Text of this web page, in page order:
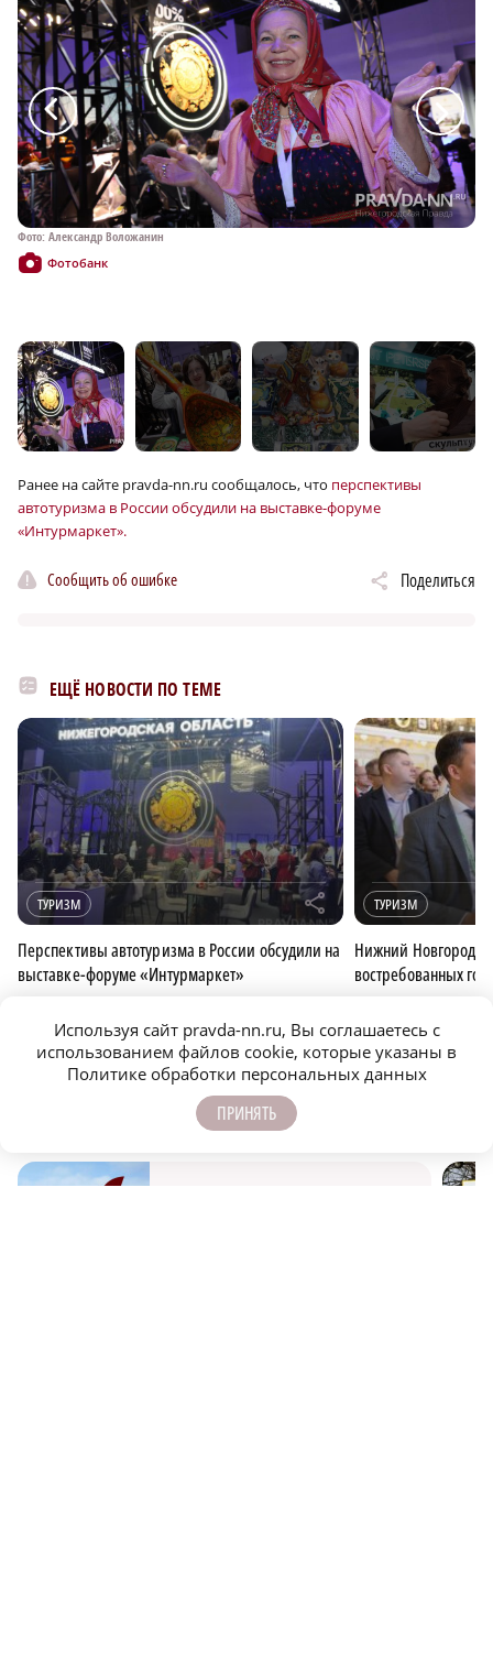
Фото: Александр Воложанин
Фотобанк
a a
Ранее на сайте pravda-nn.ru сообщалось, что перспективы
автотуризма в России обсудили на выставке-форуме
«Интурмаркет».
Сообщить об ошибке Поделиться
ЕЩЁ НОВОСТИ ПО ТЕМЕ
ТУРИЗМ r
Перспективы автотуризма в России обсудили на
выставке-форуме «Интурмаркет»
ТУРИЗМ
Нижний Новгород
востребованных
ОБЩЕСТВО ИНТУРМАРКЕТ ФОТОРЕПОРТАЖ
ПОДПИСЫВАЙТЕСЬ НА НАШИ
КАНАЛЫ В MAX И TELEGRAM:
Используя сайт pravda-nn.ru, Вы соглашаетесь с
использованием файлов cookie, которые указаны в
Политике обработки персональных данных
ПРИНЯТЬ